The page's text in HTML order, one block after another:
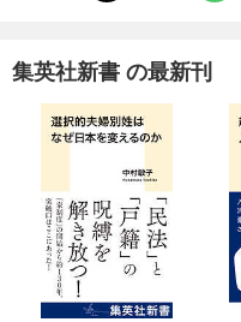
集英社新書 の最新刊